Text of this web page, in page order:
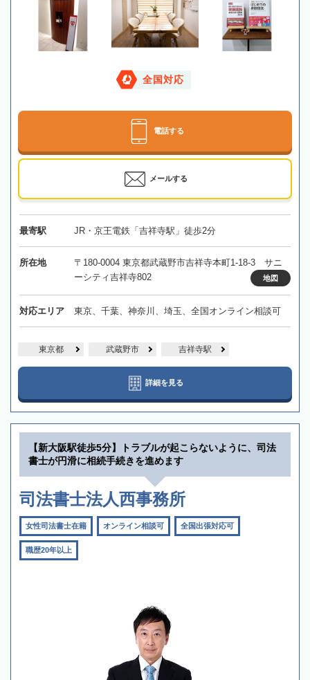
全国対応
電話する
メールする
最寄駅 JR・京王電鉄「吉祥寺駅」徒歩2分
所在地
〒180-0004 東京都武蔵野市吉祥寺本町1-18-3 サニ
ーシティ吉祥寺802
地図
対応エリア 東京、千葉、神奈川、埼玉、全国オンライン相談可
東京都 武蔵野市 吉祥寺駅
詳細を見る
【新大阪駅徒歩5分】トラブルが起こらないように、司法
書士が円滑に相続手続きを進めます
司法書士法人西事務所
女性司法書士在籍 オンライン相談可 全国出張対応可
職歴20年以上